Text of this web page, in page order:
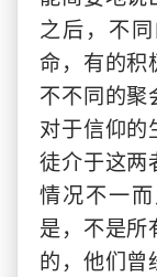
之后，不
命，有的积
不不同的聚
对于信仰的
徒介于这两
情况不一
是，不是所
的，他们曾